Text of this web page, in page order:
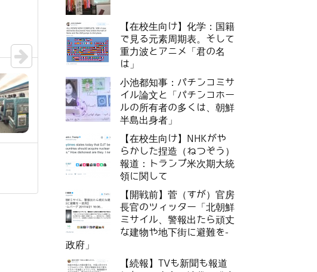
【在校生向け】化学：国籍
で見る元素周期表。そして
重力波とアニメ「君の名
は」
小池都知事：パチンコミサ
イル論文と「パチンコホー
ルの所有者の多くは、朝鮮
半島出身者」
【在校生向け】NHKがや
らかした捏造（ねつぞう）
報道：トランプ米次期大統
領に関して
【開戦前】菅（すが）官房
長官のツィッター「北朝鮮
ミサイル、警報出たら頑丈
な建物や地下街に避難を-
政府」
【続報】TVも新聞も報道